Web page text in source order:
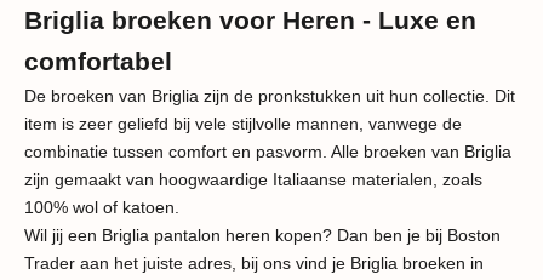
Briglia broeken voor Heren - Luxe en
comfortabel
De broeken van Briglia zijn de pronkstukken uit hun collectie. Dit
item is zeer geliefd bij vele stijlvolle mannen, vanwege de
combinatie tussen comfort en pasvorm. Alle broeken van Briglia
zijn gemaakt van hoogwaardige Italiaanse materialen, zoals
100% wol of katoen.
Wil jij een Briglia pantalon heren kopen? Dan ben je bij Boston
Trader aan het juiste adres, bij ons vind je Briglia broeken in